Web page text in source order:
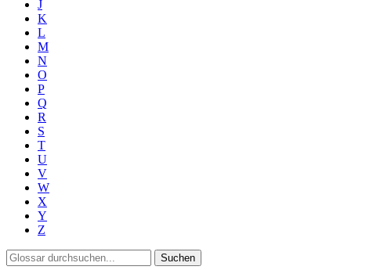
J
K
L
M
N
O
P
Q
R
S
T
U
V
W
X
Y
Z
Suchen